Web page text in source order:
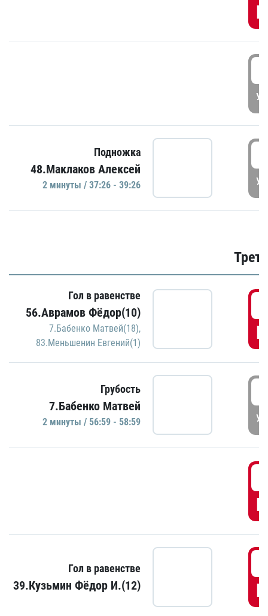
Подножка
48.Маклаков Алексей
2 минуты / 37:26 - 39:26
Гол в равенстве
56.Аврамов Фёдор(10)
7.Бабенко Матвей(18),
83.Меньшенин Евгений(1)
Грубость
7.Бабенко Матвей
2 минуты / 56:59 - 58:59
Гол в равенстве
39.Кузьмин Фёдор И.(12)